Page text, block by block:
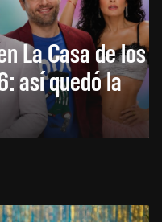
La Casa de los
así quedó la